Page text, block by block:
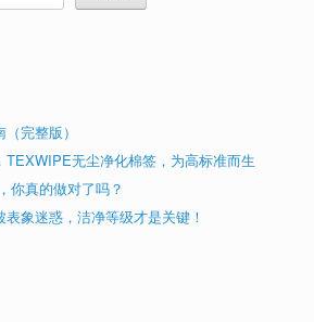
完整版）
TEXWIPE无尘净化棉签，为高标准而生
你真的做对了吗？
象迷惑，洁净等级才是关键！